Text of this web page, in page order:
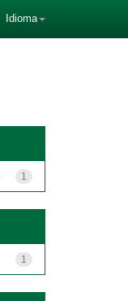
Idioma
1
1